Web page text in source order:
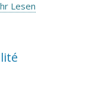
Lesen